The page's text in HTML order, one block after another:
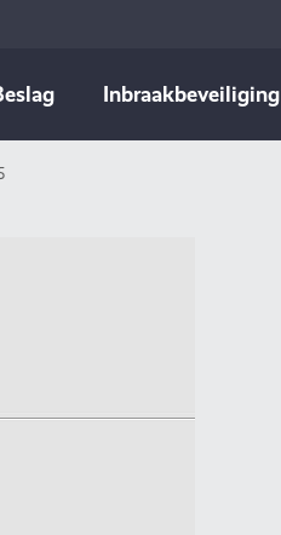
Inbraakbeveiliging